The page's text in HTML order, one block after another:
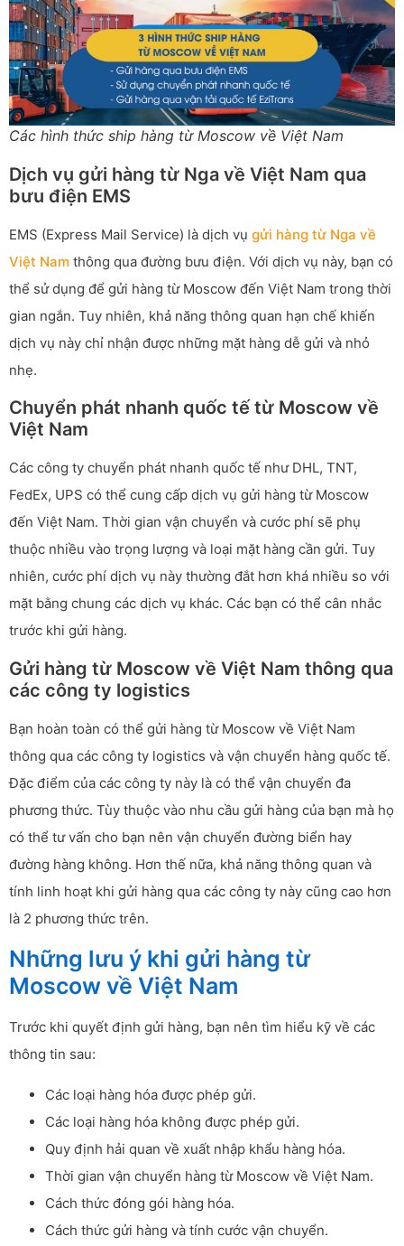
Các hình thức ship hàng từ Moscow về Việt Nam
Dịch vụ gửi hàng từ Nga về Việt Nam qua
bưu điện EMS
EMS (Express Mail Service) là dịch vụ gửi hàng từ Nga về
Việt Nam thông qua đường bưu điện. Với dịch vụ này, bạn có
thể sử dụng để gửi hàng từ Moscow đến Việt Nam trong thời
gian ngắn. Tuy nhiên, khả năng thông quan hạn chế khiến
dịch vụ này chỉ nhận được những mặt hàng dễ gửi và nhỏ
nhẹ.
Chuyển phát nhanh quốc tế từ Moscow về
Việt Nam
Các công ty chuyển phát nhanh quốc tế như DHL, TNT,
FedEx, UPS có thể cung cấp dịch vụ gửi hàng từ Moscow
đến Việt Nam. Thời gian vận chuyển và cước phí sẽ phụ
thuộc nhiều vào trọng lượng và loại mặt hàng cần gửi. Tuy
nhiên, cước phí dịch vụ này thường đắt hơn khá nhiều so với
mặt bằng chung các dịch vụ khác. Các bạn có thể cân nhắc
trước khi gửi hàng.
Gửi hàng từ Moscow về Việt Nam thông qua
các công ty logistics
Bạn hoàn toàn có thể gửi hàng từ Moscow về Việt Nam
thông qua các công ty logistics và vận chuyển hàng quốc tế.
Đặc điểm của các công ty này là có thể vận chuyển đa
phương thức. Tùy thuộc vào nhu cầu gửi hàng của bạn mà họ
có thể tư vấn cho bạn nên vận chuyển đường biển hay
đường hàng không. Hơn thế nữa, khả năng thông quan và
tính linh hoạt khi gửi hàng qua các công ty này cũng cao hơn
là 2 phương thức trên.
Những lưu ý khi gửi hàng từ
Moscow về Việt Nam
Trước khi quyết định gửi hàng, bạn nên tìm hiểu kỹ về các
thông tin sau:
Các loại hàng hóa được phép gửi.
Các loại hàng hóa không được phép gửi.
Quy định hải quan về xuất nhập khẩu hàng hóa.
Thời gian vận chuyển hàng từ Moscow về Việt Nam.
Cách thức đóng gói hàng hóa.
Cách thức gửi hàng và tính cước vận chuyển.